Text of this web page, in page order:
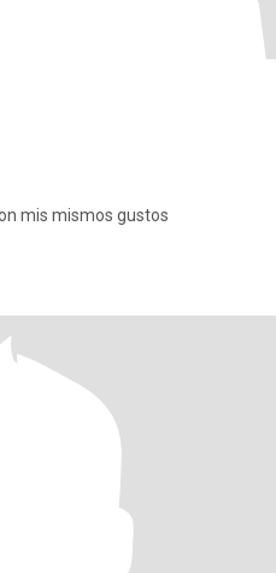
mis mismos gustos